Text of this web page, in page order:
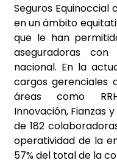
Seguros
en un ámbito
que le han
aseguradoras
nacional. En la
cargos gerenciales
áreas como
Innovación, Fianzas
de 182
operatividad de la
57% del total de la